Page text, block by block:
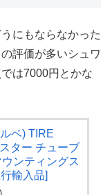
にもならなかった
評価が多いシュワ
は7000円とかな
ベ) TIRE
ター チューブ
ンティングス
輸入品]